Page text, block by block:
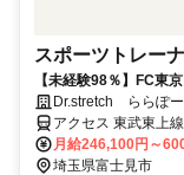
スポーツトレー
【未経験98％】FC東
グランドトレーナーも
Dr.stretch ららぽ
アクセス 東武東上
ス6分
月給246,100円～
埼玉県富士見市